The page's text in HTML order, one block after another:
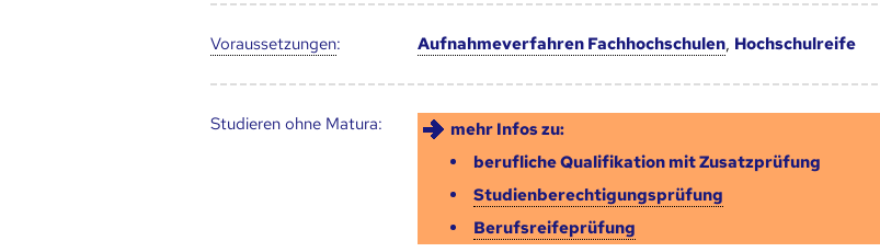
Voraus­setzungen: Aufnahmeverfahren Fachhochschulen, Hochschulreife
Studieren ohne Matura:
mehr Infos zu:
berufliche Qualifikation mit Zusatzprüfung
Studienberechtigungsprüfung
Berufsreifeprüfung